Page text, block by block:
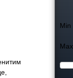
h
Min
Max